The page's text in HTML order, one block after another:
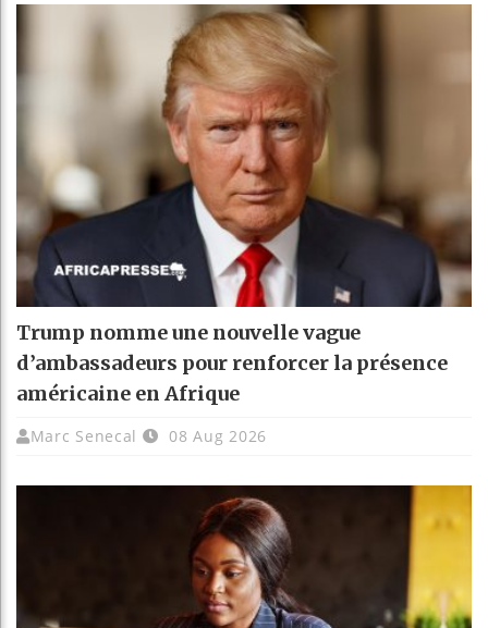
Trump nomme une nouvelle vague
d’ambassadeurs pour renforcer la présence
américaine en Afrique
Marc Senecal 08 Aug 2026